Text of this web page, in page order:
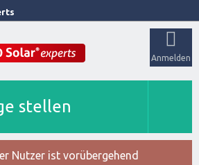
Anmelden
stellen
Nutzer ist vorübergehend